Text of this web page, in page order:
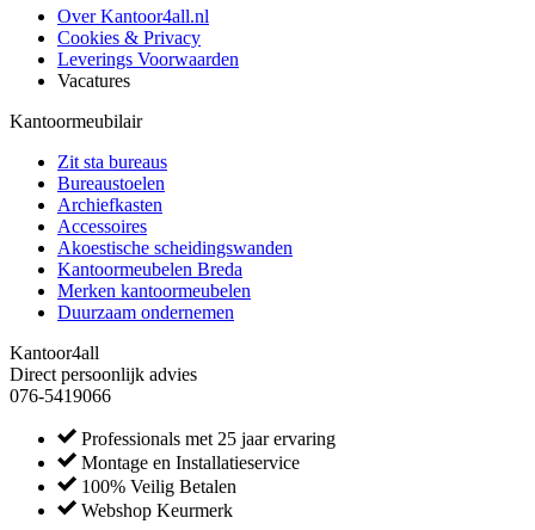
Over Kantoor4all.nl
Cookies & Privacy
Leverings Voorwaarden
Vacatures
Kantoormeubilair
Zit sta bureaus
Bureaustoelen
Archiefkasten
Accessoires
Akoestische scheidingswanden
Kantoormeubelen Breda
Merken kantoormeubelen
Duurzaam ondernemen
Kantoor4all
Direct persoonlijk advies
076-5419066
Professionals met 25 jaar ervaring
Montage en Installatieservice
100% Veilig Betalen
Webshop Keurmerk